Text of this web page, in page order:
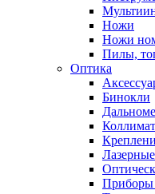
Ножи
Ножи
Пилы,
Оптика
Бинокли
Приборы